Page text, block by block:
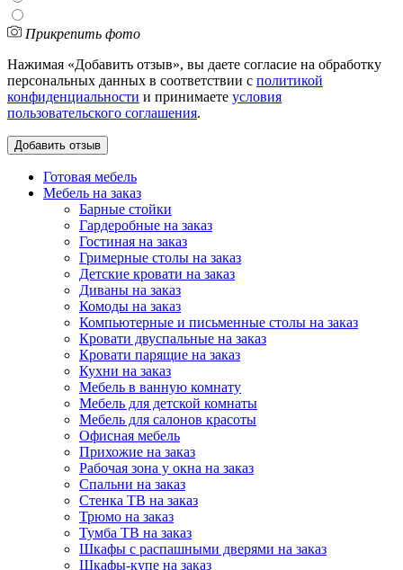
Прикрепить фото
Нажимая «Добавить отзыв», вы даете согласие на обработку
персональных данных в соответствии с политикой
конфиденциальности и принимаете условия
пользовательского соглашения.
Готовая мебель
Мебель на заказ
Барные стойки
Гардеробные на заказ
Гостиная на заказ
Гримерные столы на заказ
Детские кровати на заказ
Диваны на заказ
Комоды на заказ
Компьютерные и письменные столы на заказ
Кровати двуспальные на заказ
Кровати парящие на заказ
Кухни на заказ
Мебель в ванную комнату
Мебель для детской комнаты
Мебель для салонов красоты
Офисная мебель
Прихожие на заказ
Рабочая зона у окна на заказ
Спальни на заказ
Стенка ТВ на заказ
Трюмо на заказ
Тумба ТВ на заказ
Шкафы с распашными дверями на заказ
Шкафы-купе на заказ